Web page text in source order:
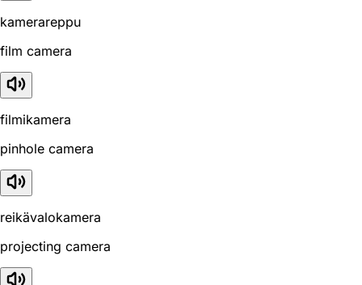
kamerareppu
film camera
filmikamera
pinhole camera
reikävalokamera
projecting camera